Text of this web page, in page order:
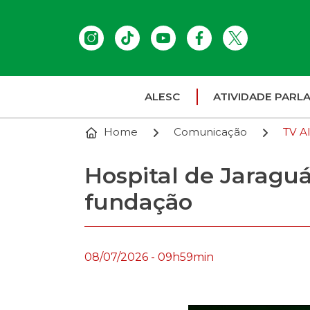
ALESC ATIVIDADE
Home Comunicação TV
Hospital de
fundação
08/07/2026 - 09h59min